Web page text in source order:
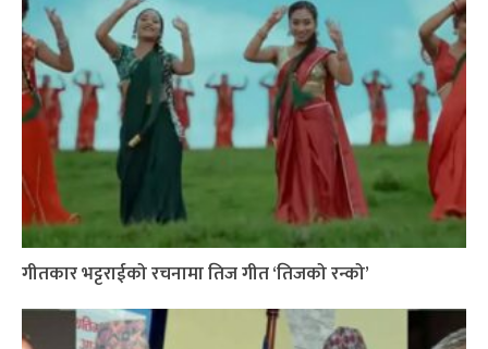
गीतकार भट्टराईको रचनामा तिज गीत ‘तिजको रन्को’